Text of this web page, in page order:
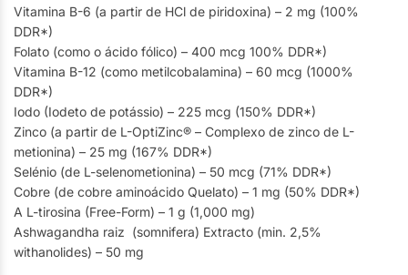
Vitamina B-6 (a partir de HCl de piridoxina) – 2 mg (100%
DDR*)
Folato (como o ácido fólico) – 400 mcg 100% DDR*)
Vitamina B-12 (como metilcobalamina) – 60 mcg (1000%
DDR*)
Iodo (Iodeto de potássio) – 225 mcg (150% DDR*)
Zinco (a partir de L-OptiZinc® – Complexo de zinco de L-
metionina) – 25 mg (167% DDR*)
Selénio (de L-selenometionina) – 50 mcg (71% DDR*)
Cobre (de cobre aminoácido Quelato) – 1 mg (50% DDR*)
A L-tirosina (Free-Form) – 1 g (1,000 mg)
Ashwagandha raiz (somnifera) Extracto (min. 2,5%
withanolides) – 50 mg